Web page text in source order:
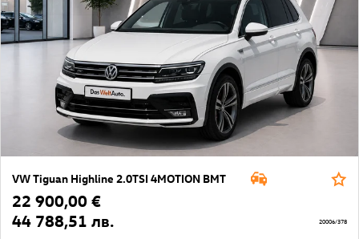
VW Tiguan Highline 2.0TSI 4MOTION BMT
22 900,00 €
44 788,51 лв.
20006/378